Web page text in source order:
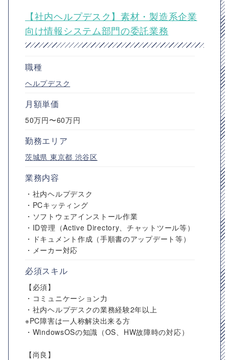
【社内ヘルプデスク】素材・製造系企業
向け情報システム部門の委託業務
職種
ヘルプデスク
月額単価
50万円〜60万円
勤務エリア
茨城県 東京都 渋谷区
業務内容
・社内ヘルプデスク
・PCキッティング
・ソフトウェアインストール作業
・ID管理（Active Directory、チャットツール等）
・ドキュメント作成（手順書のアップデート等）
・メーカー対応
必須スキル
【必須】
・コミュニケーション力
・社内ヘルプデスクの業務経験2年以上
※PC障害は一人称解決出来る方
・WindowsOSの知識（OS、HW故障時の対応）
【尚良】